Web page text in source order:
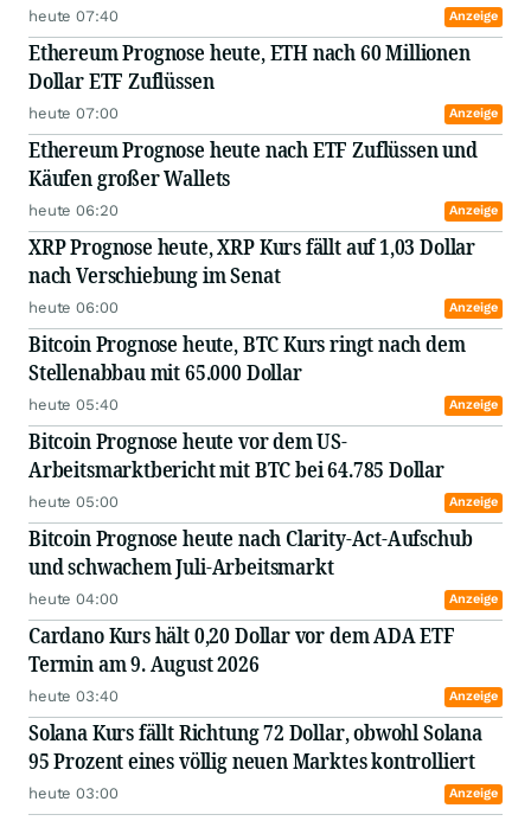
heute 07:40 Anzeige
Ethereum Prognose heute, ETH nach 60 Millionen
Dollar ETF Zuflüssen
heute 07:00 Anzeige
Ethereum Prognose heute nach ETF Zuflüssen und
Käufen großer Wallets
heute 06:20 Anzeige
XRP Prognose heute, XRP Kurs fällt auf 1,03 Dollar
nach Verschiebung im Senat
heute 06:00 Anzeige
Bitcoin Prognose heute, BTC Kurs ringt nach dem
Stellenabbau mit 65.000 Dollar
heute 05:40 Anzeige
Bitcoin Prognose heute vor dem US-
Arbeitsmarktbericht mit BTC bei 64.785 Dollar
heute 05:00 Anzeige
Bitcoin Prognose heute nach Clarity-Act-Aufschub
und schwachem Juli-Arbeitsmarkt
heute 04:00 Anzeige
Cardano Kurs hält 0,20 Dollar vor dem ADA ETF
Termin am 9. August 2026
heute 03:40 Anzeige
Solana Kurs fällt Richtung 72 Dollar, obwohl Solana
95 Prozent eines völlig neuen Marktes kontrolliert
heute 03:00 Anzeige